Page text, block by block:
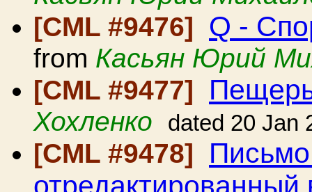
[CML #9476]
Q -
from Касьян Юрий
[CML #9477]
Хохленко dated 20 Jan
[CML #9478]
отредактированный